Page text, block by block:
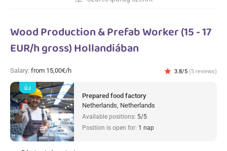
Wood Production & Prefab Worker (15 - 17
EUR/h gross) Hollandiában
Salary: from 15,00€/h star 3.8/5 (5 reviews)
Prepared food factory
Netherlands, Netherlands
Available positions: 5/5
Position is open for: 1 nap
ÚJ